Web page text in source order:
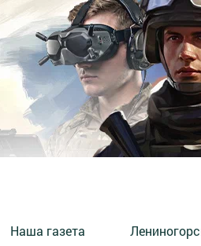
Наша газета